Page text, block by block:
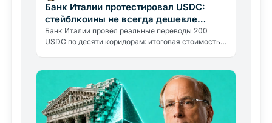
Банк Италии протестировал USDC:
стейблкоины не всегда дешевле
переводов
Банк Италии провёл реальные переводы 200
USDC по десяти коридорам: итоговая стоимость